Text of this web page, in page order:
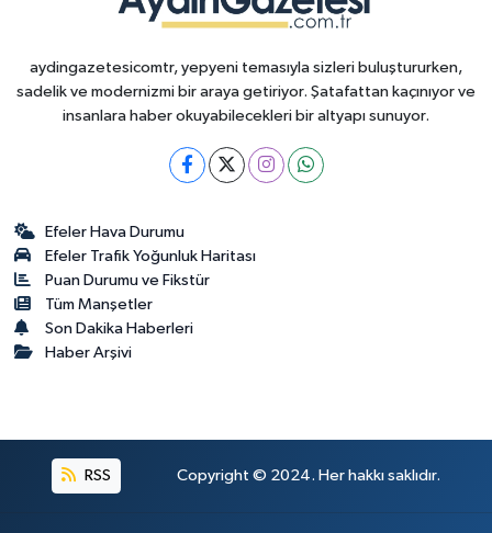
aydingazetesicomtr, yepyeni temasıyla sizleri buluştururken,
sadelik ve modernizmi bir araya getiriyor. Şatafattan kaçınıyor ve
insanlara haber okuyabilecekleri bir altyapı sunuyor.
Efeler Hava Durumu
Efeler Trafik Yoğunluk Haritası
Puan Durumu ve Fikstür
Tüm Manşetler
Son Dakika Haberleri
Haber Arşivi
RSS Copyright © 2024. Her hakkı saklıdır.